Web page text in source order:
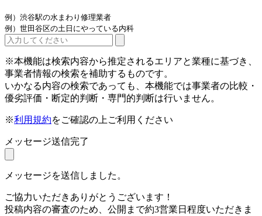
例）渋谷駅の水まわり修理業者
例）世田谷区の土日にやっている内科
※本機能は検索内容から推定されるエリアと業種に基づき、
事業者情報の検索を補助するものです。
いかなる内容の検索であっても、本機能では事業者の比較・
優劣評価・断定的判断・専門的判断は行いません。
※利用規約をご確認の上ご利用ください
メッセージ送信完了
メッセージを送信しました。
ご協力いただきありがとうございます！
投稿内容の審査のため、公開まで約3営業日程度いただきま